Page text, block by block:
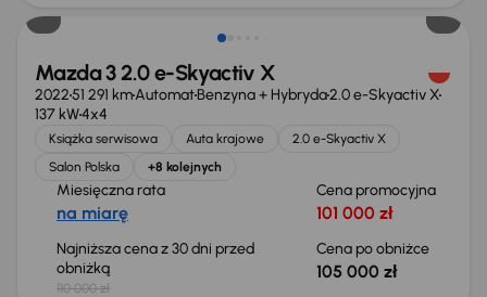
Mazda 3 2.0 e-Skyactiv X
202251 291 kmAutomatBenzyna + Hybryda2.0 e-Skyactiv X
137 kW4x4
Książka serwisowa Auta krajowe
2.0 e-Skyactiv X
Salon Polska
+8 kolejnych
Miesięczna rata
na miarę
Cena promocyjna
101 000 zł
Najniższa cena z 30 dni przed
obniżką
110 000 zł
Cena po obniżce
105 000 zł